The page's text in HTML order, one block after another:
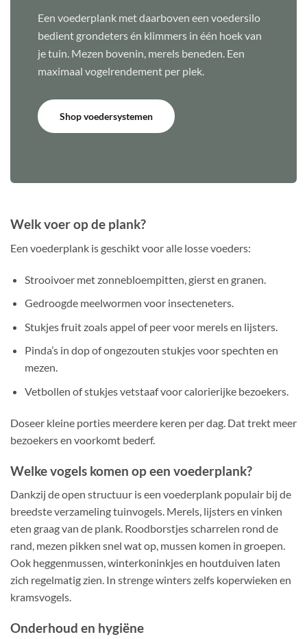
Een voederplank met daarboven een voedersilo
bedient grondeters én klimmers in één hoek van
je tuin. Mezen bovenin, merels beneden. Een
maximaal vogelrendement per plek.
Shop voedersystemen
Welk voer op de plank?
Een voederplank is geschikt voor alle losse voeders:
Strooivoer met zonnebloempitten, gierst en granen.
Gedroogde meelwormen voor insecteneters.
Stukjes fruit zoals appel of peer voor merels en lijsters.
Pinda’s in dop of ongezouten stukjes voor spechten en
mezen.
Vetbollen of stukjes vetstaaf voor calorierijke bezoekers.
Doseer kleine porties meerdere keren per dag. Dat trekt meer
bezoekers en voorkomt bederf.
Welke vogels komen op een voederplank?
Dankzij de open structuur is een voederplank populair bij de
breedste verzameling tuinvogels. Merels, lijsters en vinken
eten graag van de plank. Roodborstjes scharrelen rond de
rand, mezen pikken snel wat op, mussen komen in groepen.
Ook heggenmussen, winterkoninkjes en houtduiven laten
zich regelmatig zien. In strenge winters zelfs koperwieken en
kramsvogels.
Onderhoud en hygiëne